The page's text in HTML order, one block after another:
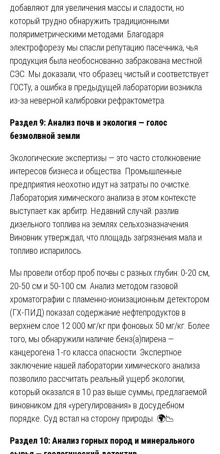
добавляют для увеличения массы и сладости, но
который трудно обнаружить традиционными
поляриметрическими методами. Благодаря
электрофорезу мы спасли репутацию пасечника, чья
продукция была необоснованно забракована местной
СЭС. Мы доказали, что образец чистый и соответствует
ГОСТу, а ошибка в предыдущей лаборатории возникла
из-за неверной калибровки рефрактометра.
Раздел 9: Анализ почв и экология — голос
безмолвной земли
Экологические экспертизы — это часто столкновение
интересов бизнеса и общества. Промышленные
предприятия неохотно идут на затраты по очистке.
Лаборатория химического анализа в этом контексте
выступает как арбитр. Недавний случай: разлив
дизельного топлива на землях сельхозназначения.
Виновник утверждал, что площадь загрязнения мала и
топливо испарилось.
Мы провели отбор проб почвы с разных глубин: 0-20 см,
20-50 см и 50-100 см. Анализ методом газовой
хроматографии с пламенно-ионизационным детектором
(ГХ-ПИД) показал содержание нефтепродуктов в
верхнем слое 12 000 мг/кг при фоновых 50 мг/кг. Более
того, мы обнаружили наличие бенз(а)пирена —
канцерогена 1-го класса опасности. Экспертное
заключение нашей лаборатории химического анализа
позволило рассчитать реальный ущерб экологии,
который оказался в 10 раз выше суммы, предлагаемой
виновником для «урегулирования» в досудебном
порядке. Суд встал на сторону природы. 🌍📉
Раздел 10: Анализ горных пород и минерального